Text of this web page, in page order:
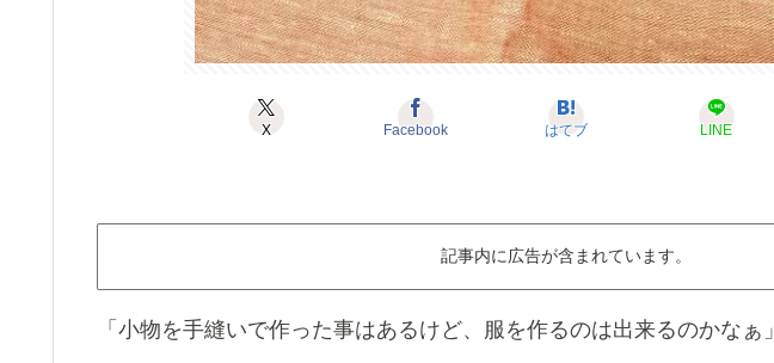
X Facebook はてブ LINE
記事内に広告が含まれています。
「小物を手縫いで作った事はあるけど、服を作るのは出来るのかなぁ」